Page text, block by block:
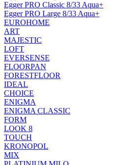
Egger PRO Classic 8/33 Aqua+
Egger PRO Large 8/33 Aqua+
EUROHOME
ART
MAJESTIC
LOFT
EVERSENSE
FLOORPAN
FORESTFLOOR
IDEAL
CHOICE
ENIGMA
ENIGMA CLASSIC
FORM
LOOK 8
TOUCH
KRONOPOL
MIX